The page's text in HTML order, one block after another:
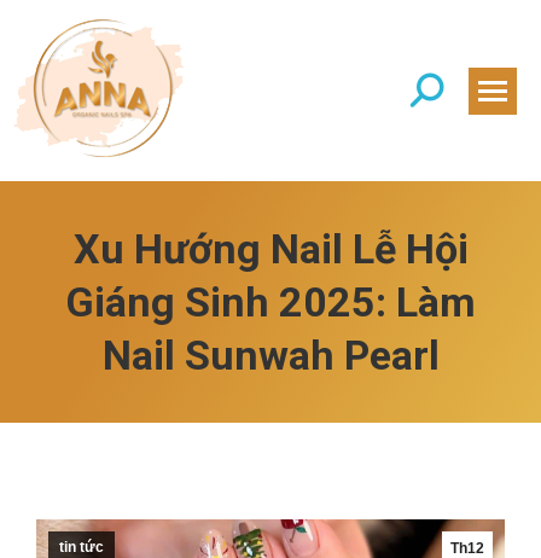
Search:
Xu Hướng Nail Lễ Hội
Giáng Sinh 2025: Làm
Nail Sunwah Pearl
Th12
tin tức